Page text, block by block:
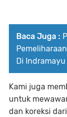
Baca Juga :
Di Indramayu
Kami juga
untuk
dan koreksi